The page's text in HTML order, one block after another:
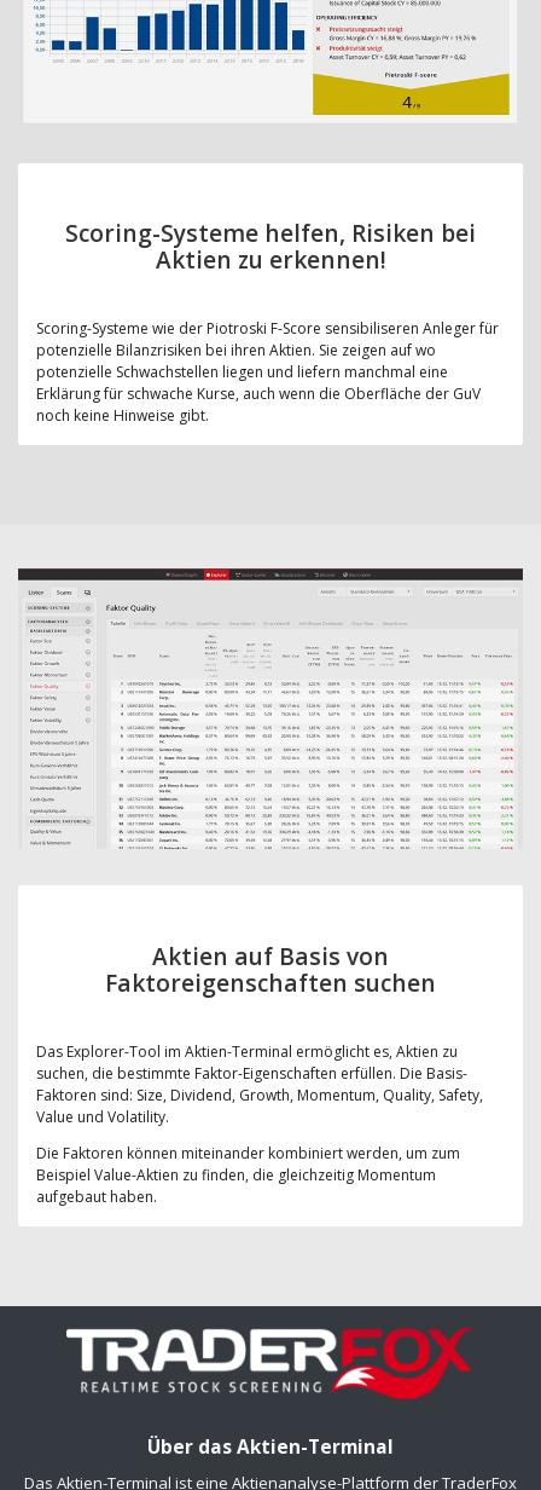
Scoring-Systeme helfen, Risiken bei
Aktien zu erkennen!
Scoring-Systeme wie der Piotroski F-Score sensibiliseren Anleger für
potenzielle Bilanzrisiken bei ihren Aktien. Sie zeigen auf wo
potenzielle Schwachstellen liegen und liefern manchmal eine
Erklärung für schwache Kurse, auch wenn die Oberfläche der GuV
noch keine Hinweise gibt.
Aktien auf Basis von
Faktoreigenschaften suchen
Das Explorer-Tool im Aktien-Terminal ermöglicht es, Aktien zu
suchen, die bestimmte Faktor-Eigenschaften erfüllen. Die Basis-
Faktoren sind: Size, Dividend, Growth, Momentum, Quality, Safety,
Value und Volatility.
Die Faktoren können miteinander kombiniert werden, um zum
Beispiel Value-Aktien zu finden, die gleichzeitig Momentum
aufgebaut haben.
Über das Aktien-Terminal
Das Aktien-Terminal ist eine Aktienanalyse-Plattform der TraderFox